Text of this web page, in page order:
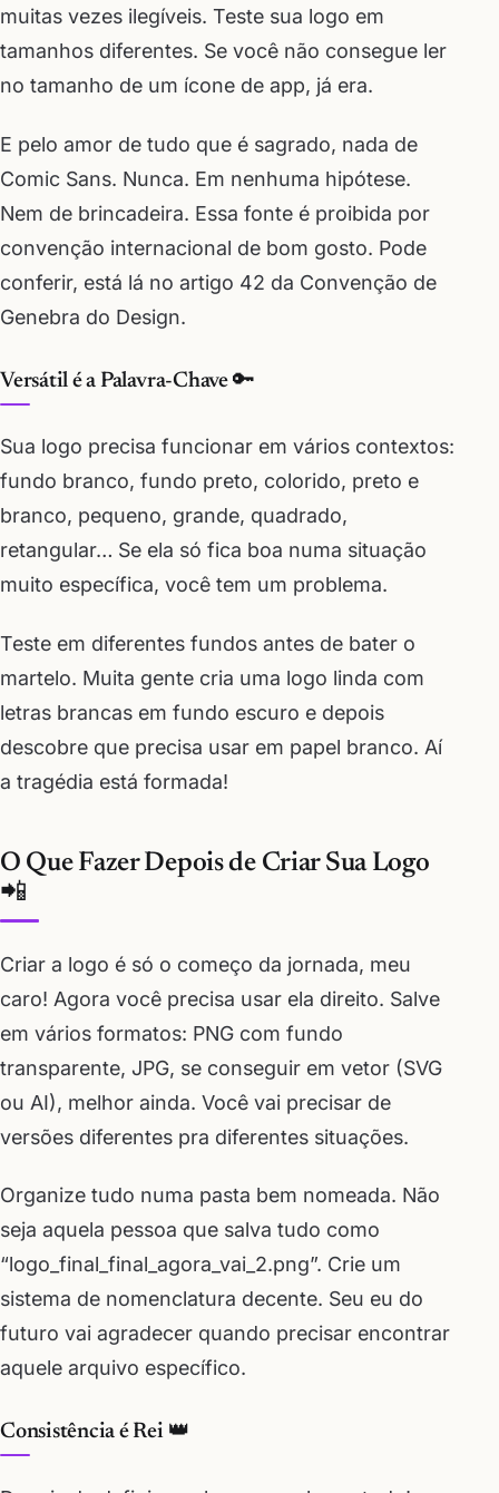
muitas vezes ilegíveis. Teste sua logo em
tamanhos diferentes. Se você não consegue ler
no tamanho de um ícone de app, já era.
E pelo amor de tudo que é sagrado, nada de
Comic Sans. Nunca. Em nenhuma hipótese.
Nem de brincadeira. Essa fonte é proibida por
convenção internacional de bom gosto. Pode
conferir, está lá no artigo 42 da Convenção de
Genebra do Design.
Versátil é a Palavra-Chave 🔑
Sua logo precisa funcionar em vários contextos:
fundo branco, fundo preto, colorido, preto e
branco, pequeno, grande, quadrado,
retangular… Se ela só fica boa numa situação
muito específica, você tem um problema.
Teste em diferentes fundos antes de bater o
martelo. Muita gente cria uma logo linda com
letras brancas em fundo escuro e depois
descobre que precisa usar em papel branco. Aí
a tragédia está formada!
O Que Fazer Depois de Criar Sua Logo
📲
Criar a logo é só o começo da jornada, meu
caro! Agora você precisa usar ela direito. Salve
em vários formatos: PNG com fundo
transparente, JPG, se conseguir em vetor (SVG
ou AI), melhor ainda. Você vai precisar de
versões diferentes pra diferentes situações.
Organize tudo numa pasta bem nomeada. Não
seja aquela pessoa que salva tudo como
“logo_final_final_agora_vai_2.png”. Crie um
sistema de nomenclatura decente. Seu eu do
futuro vai agradecer quando precisar encontrar
aquele arquivo específico.
Consistência é Rei 👑